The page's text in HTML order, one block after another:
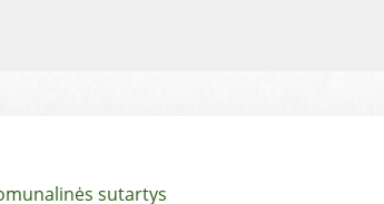
sutartys